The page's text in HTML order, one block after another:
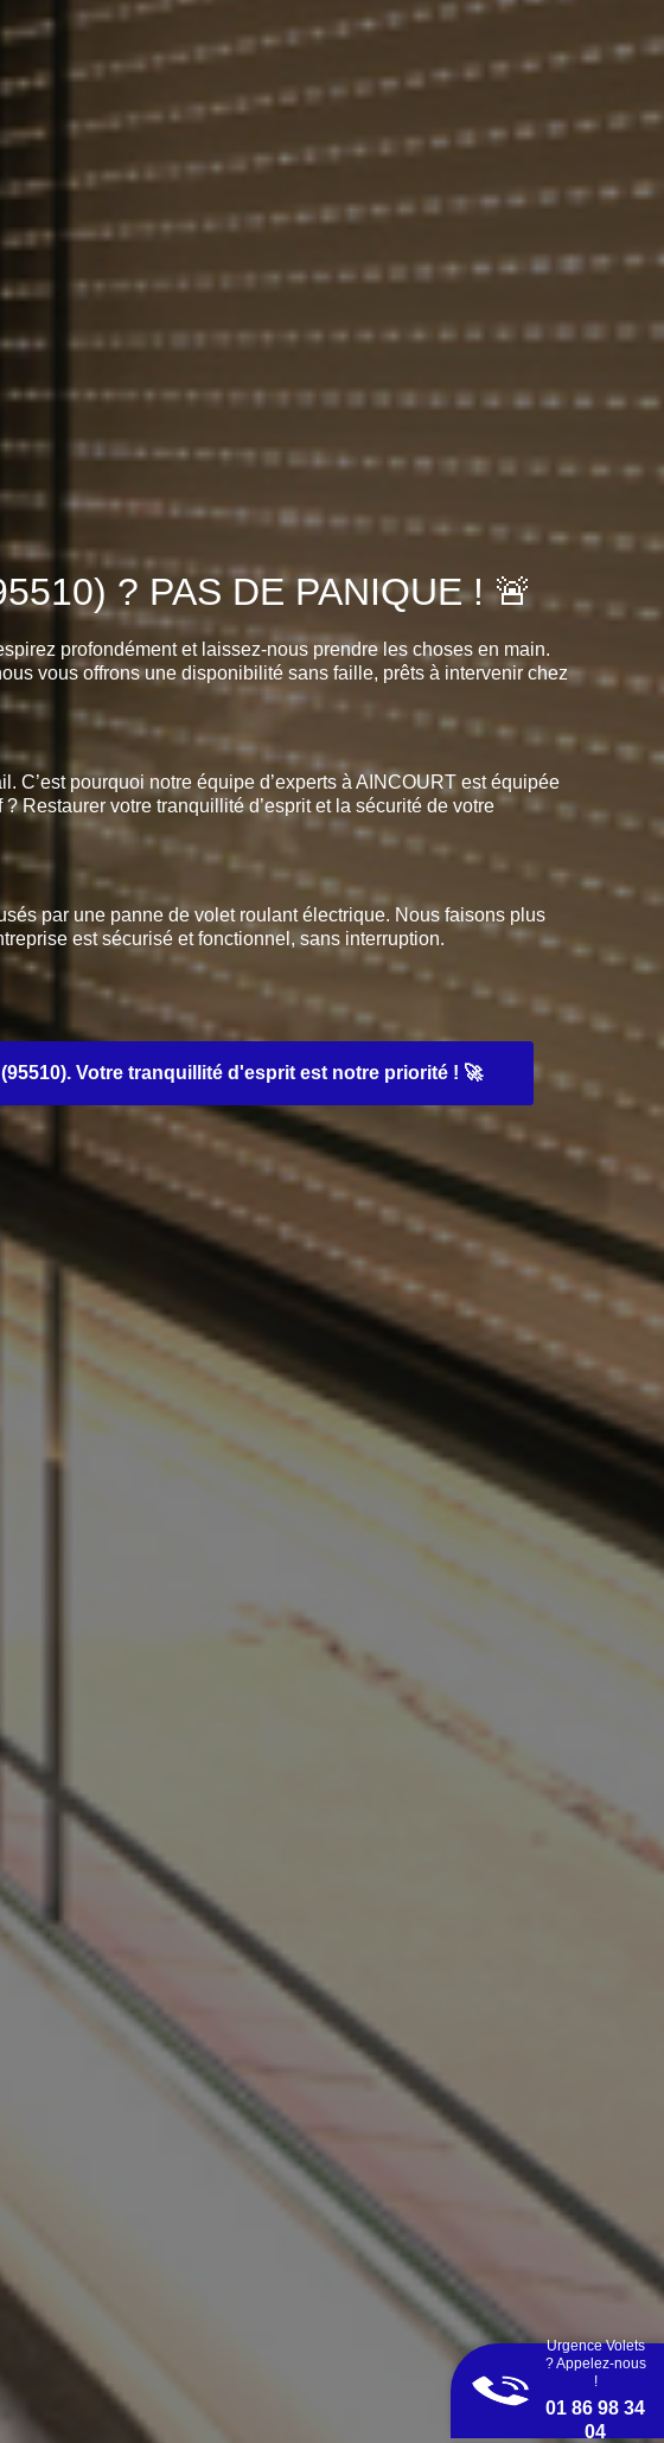
? PAS DE PANIQUE ! 🚨
profondément et laissez-nous prendre les choses en main.
vous offrons une disponibilité sans faille, prêts à intervenir chez
C’est pourquoi notre équipe d’experts à AINCOURT est équipée
Restaurer votre tranquillité d’esprit et la sécurité de votre
par une panne de volet roulant électrique. Nous faisons plus
est sécurisé et fonctionnel, sans interruption.
Votre tranquillité d'esprit est notre priorité ! 🚀
Urgence Volets
? Appelez-nous
!
01 86 98 34
04